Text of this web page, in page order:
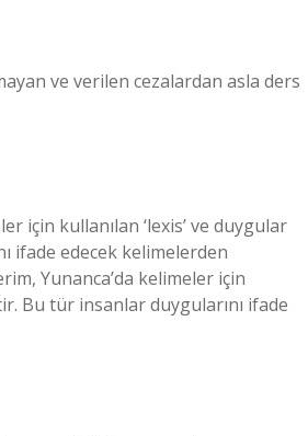
ve verilen cezalardan asla ders
için kullanılan ‘lexis’ ve duygular
ifade edecek kelimelerden
Yunanca’da kelimeler için
Bu tür insanlar duygularını ifade